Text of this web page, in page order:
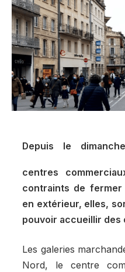
Depuis le
centres
contraints de
en extérieur, elles,
pouvoir accueillir des
Les galeries
Nord, le centre